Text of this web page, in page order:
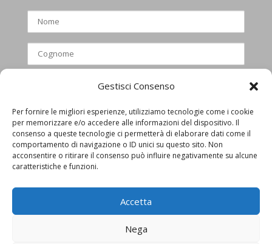
Gestisci Consenso
Per fornire le migliori esperienze, utilizziamo tecnologie come i cookie
per memorizzare e/o accedere alle informazioni del dispositivo. Il
consenso a queste tecnologie ci permetterà di elaborare dati come il
comportamento di navigazione o ID unici su questo sito. Non
acconsentire o ritirare il consenso può influire negativamente su alcune
caratteristiche e funzioni.
Accetta
Nega
Ho letto e accettato l’informativa
privacy